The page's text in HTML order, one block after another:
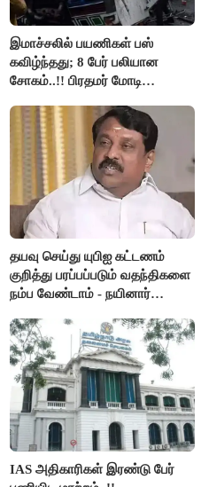
இமாச்சலில் பயணிகள் பஸ்
கவிழ்ந்தது; 8 பேர் பலியான
சோகம்..!! பிரதமர் மோடி
தயவு செய்து யுபிஐ கட்டணம்
குறித்து பரப்பப்படும் வதந்திகளை
நம்ப வேண்டாம் - நயினார்
IAS அதிகாரிகள் இரண்டு பேர்